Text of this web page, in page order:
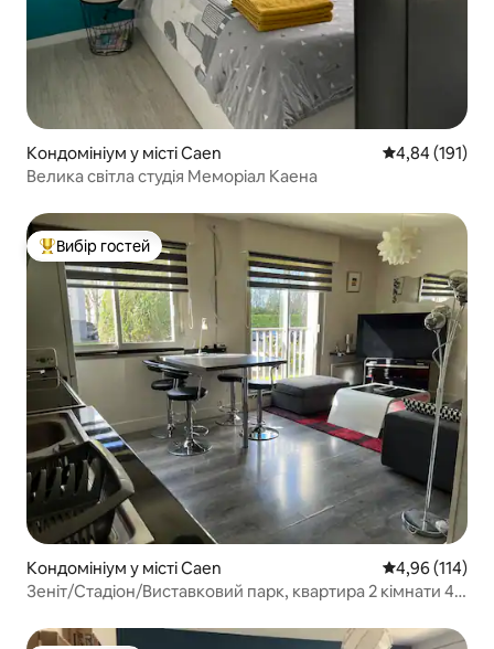
Кондомініум у місті Caen Середня
4,84 (191)
Велика світла студія Меморіал Каена
Топ вибір гостей
Вибір гостей
Кондомініум у місті Caen Середня
4,96 (114)
Зеніт/Стадіон/Виставковий парк, квартира 2 кімнати 4